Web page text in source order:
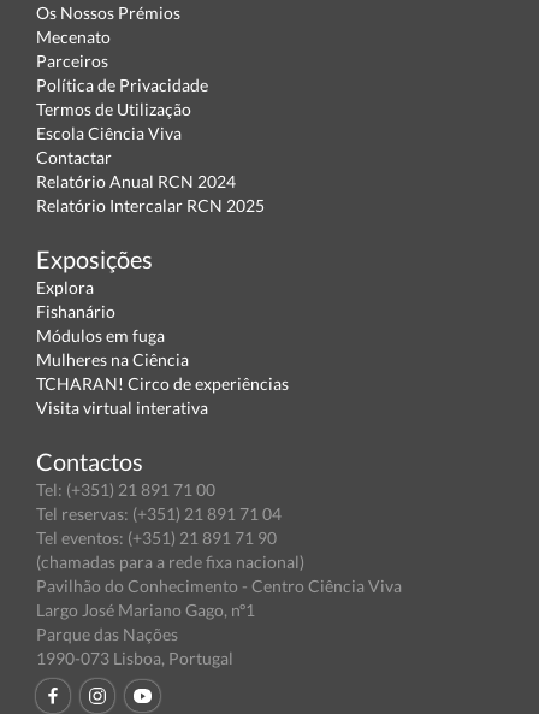
Os Nossos Prémios
Mecenato
Parceiros
Política de Privacidade
Termos de Utilização
Escola Ciência Viva
Contactar
Relatório Anual RCN 2024
Relatório Intercalar RCN 2025
Exposições
Explora
Fishanário
Módulos em fuga
Mulheres na Ciência
TCHARAN! Circo de experiências
Visita virtual interativa
Contactos
Tel: (+351) 21 891 71 00
Tel reservas: (+351) 21 891 71 04
Tel eventos: (+351) 21 891 71 90
(chamadas para a rede fixa nacional)
Pavilhão do Conhecimento - Centro Ciência Viva
Largo José Mariano Gago, nº1
Parque das Nações
1990-073 Lisboa, Portugal